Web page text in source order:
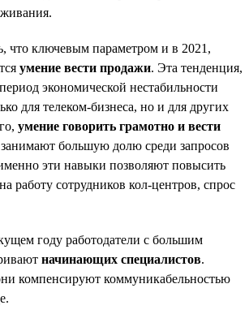
что ключевым параметром и в 2021,
умение вести продажи. Эта тенденция,
экономической нестабильности
для телеком-бизнеса, но и для других
умение говорить грамотно и вести
большую долю среди запросов
эти навыки позволяют повысить
работу сотрудников кол-центров, спрос
году работодатели с большим
начинающих специалистов.
компенсируют коммуникабельностью